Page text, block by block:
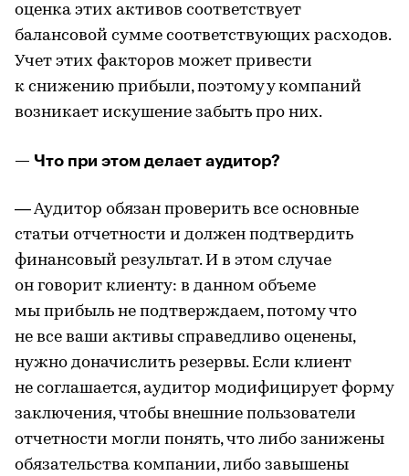
оценка этих активов соответствует
балансовой сумме соответствующих расходов.
Учет этих факторов может привести
к снижению прибыли, поэтому у компаний
возникает искушение забыть про них.
— Что при этом делает аудитор?
— Аудитор обязан проверить все основные
статьи отчетности и должен подтвердить
финансовый результат. И в этом случае
он говорит клиенту: в данном объеме
мы прибыль не подтверждаем, потому что
не все ваши активы справедливо оценены,
нужно доначислить резервы. Если клиент
не соглашается, аудитор модифицирует форму
заключения, чтобы внешние пользователи
отчетности могли понять, что либо занижены
обязательства компании, либо завышены